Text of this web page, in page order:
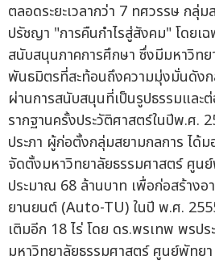
ตลอดระยะเวลากว่า 7 ทศวรรษ กลุ่
ปรัชญา "การคืนกำไรสู่สังคม" โดยเฉ
สนับสนุนภาคการศึกษา ซึ่งมีมหาวิทย
พันธมิตรที่สะท้อนถึงความมุ่งมั่นดังก
ผ่านการสนับสนุนที่เป็นรูปธรรมและ
รากฐานครั้งประวัติศาสตร์ในปีพ.ศ.
ประภา ผู้ก่อตั้งกลุ่มสยามกลการ ได้
จัดตั้งมหาวิทยาลัยธรรมศาสตร์ ศูน
ประมาณ 68 ล้านบาท เพื่อก่อสร้างอ
ยานยนต์ (Auto-TU) ในปี พ.ศ.
เติมอีก 18 ไร่ โดย ดร.พรเทพ พรปร
มหาวิทยาลัยธรรมศาสตร์ ศูนย์พัทย